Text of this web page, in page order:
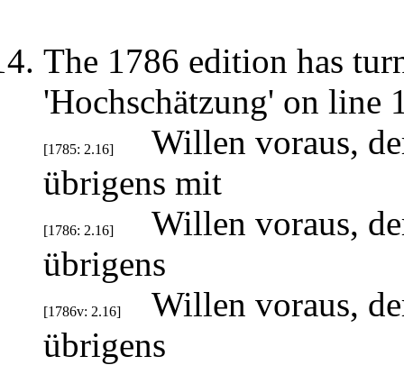
The 1786 edition has
'Hochschätzung' on line
[1785: 2.16]
Willen voraus,
übrigens mit
[1786: 2.16]
Willen voraus,
übrigens
[1786v: 2.16]
Willen voraus,
übrigens